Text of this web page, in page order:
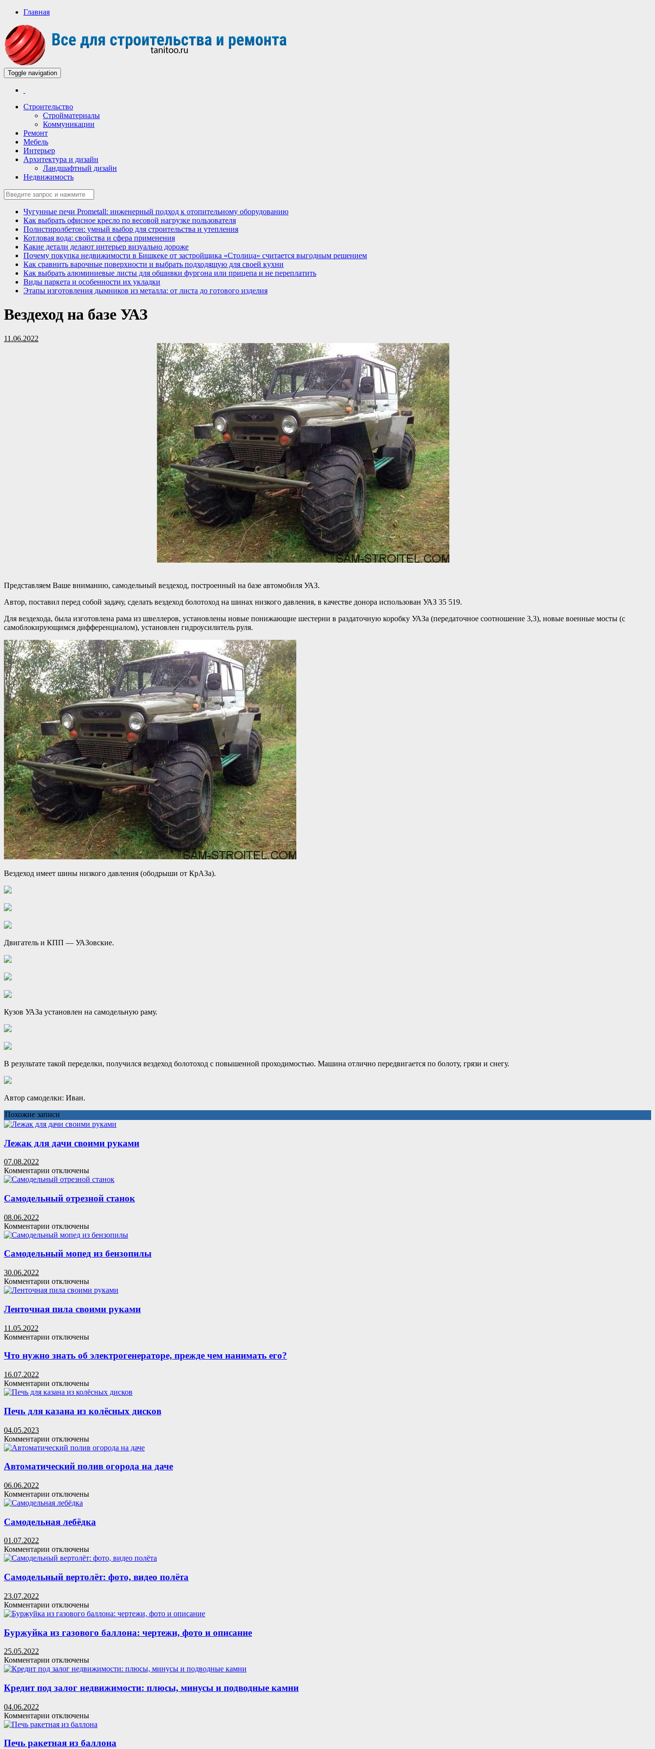
Главная
Строительный портал
Всё для строительства и ремонта
Toggle navigation
Строительство
Стройматериалы
Коммуникации
Ремонт
Мебель
Интерьер
Архитектура и дизайн
Ландшафтный дизайн
Недвижимость
Чугунные печи Prometall: инженерный подход к отопительному оборудованию
Как выбрать офисное кресло по весовой нагрузке пользователя
Полистиролбетон: умный выбор для строительства и утепления
Котловая вода: свойства и сфера применения
Какие детали делают интерьер визуально дороже
Почему покупка недвижимости в Бишкеке от застройщика «Столица» считается выгодным решением
Как сравнить варочные поверхности и выбрать подходящую для своей кухни
Как выбрать алюминиевые листы для обшивки фургона или прицепа и не переплатить
Виды паркета и особенности их укладки
Этапы изготовления дымников из металла: от листа до готового изделия
Вездеход на базе УАЗ
11.06.2022
Представляем Ваше вниманию, самодельный вездеход, построенный на базе автомобиля УАЗ.
Автор, поставил перед собой задачу, сделать вездеход болотоход на шинах низкого давления, в качестве донора использован УАЗ 35 519.
Для вездехода, была изготовлена рама из швеллеров, установлены новые понижающие шестерни в раздаточную коробку УАЗа (передаточное соотношение 3,3), новые военные мосты (с
самоблокирующимся дифференциалом), установлен гидроусилитель руля.
Вездеход имеет шины низкого давления (ободрыши от КрАЗа).
Двигатель и КПП — УАЗовские.
Кузов УАЗа установлен на самодельную раму.
В результате такой переделки, получился вездеход болотоход с повышенной проходимостью. Машина отлично передвигается по болоту, грязи и снегу.
Автор самоделки: Иван.
Похожие записи
Лежак для дачи своими руками
07.08.2022
Комментарии к
записи
для
дачи
отключены
Самодельный отрезной станок
08.06.2022
Комментарии к
записи
отрезной
отключены
Самодельный мопед из бензопилы
30.06.2022
Комментарии к
записи
мопед
из
отключены
Ленточная пила своими руками
11.05.2022
Комментарии к
Ленточная
руками
отключены
Что нужно знать об электрогенераторе, прежде чем нанимать его?
16.07.2022
Комментарии к
записи
нужно
знать
прежде
чем
нанимать
его?
отключены
Печь для казана из колёсных дисков
04.05.2023
Комментарии к
записи
для
колёсных
дисков
отключены
Автоматический полив огорода на даче
06.06.2022
Комментарии к
записи
полив
огорода
даче
отключены
Самодельная лебёдка
01.07.2022
Комментарии к
записи
лебёдка
отключены
Самодельный вертолёт: фото, видео полёта
23.07.2022
Комментарии к
записи
вертолёт:
фото,
полёта
отключены
Буржуйка из газового баллона: чертежи, фото и описание
25.05.2022
Комментарии к
записи
из
газового
фото
и
отключены
Кредит под залог недвижимости: плюсы, минусы и подводные камни
04.06.2022
Комментарии к
записи
под
отключены
Печь ракетная из баллона